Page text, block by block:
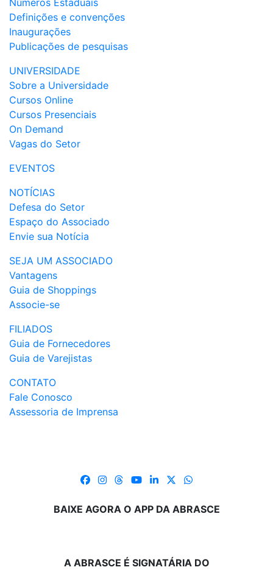
Números Estaduais
Definições e convenções
Inaugurações
Publicações de pesquisas
UNIVERSIDADE
Sobre a Universidade
Cursos Online
Cursos Presenciais
On Demand
Vagas do Setor
EVENTOS
NOTÍCIAS
Defesa do Setor
Espaço do Associado
Envie sua Notícia
SEJA UM ASSOCIADO
Vantagens
Guia de Shoppings
Associe-se
FILIADOS
Guia de Fornecedores
Guia de Varejistas
CONTATO
Fale Conosco
Assessoria de Imprensa
BAIXE AGORA O APP DA ABRASCE
A ABRASCE É SIGNATÁRIA DO